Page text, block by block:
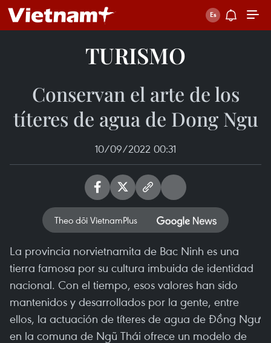
TURISMO
Conservan el arte de los
títeres de agua de Dong Ngu
10/09/2022 00:31
Theo dõi VietnamPlus
La provincia norvietnamita de Bac Ninh es una
tierra famosa por su cultura imbuida de identidad
nacional. Con el tiempo, esos valores han sido
mantenidos y desarrollados por la gente, entre
ellos, la actuación de títeres de agua de Đồng Ngư
en la comuna de Ngũ Thái ofrece un modelo de